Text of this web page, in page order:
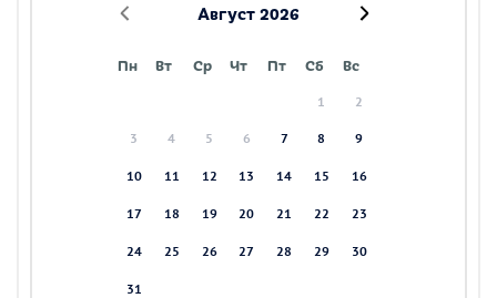
Август 2026
Пн Вт Ср Чт Пт Сб Вс
1 2
3 4 5 6 7 8 9
10 11 12 13 14 15 16
17 18 19 20 21 22 23
24 25 26 27 28 29 30
31